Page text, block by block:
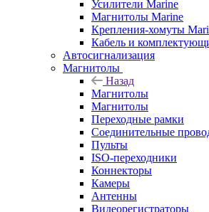
Усилители Marine
Магнитолы Marine
Крепления-хомуты
Кабель и
Автосигнализация
Магнитолы
Назад
Магнитолы
Магнитолы
Переходные рамки
Соединительные
Пульты
ISO-переходники
Коннекторы
Камеры
Антенны
Видеорегистраторы